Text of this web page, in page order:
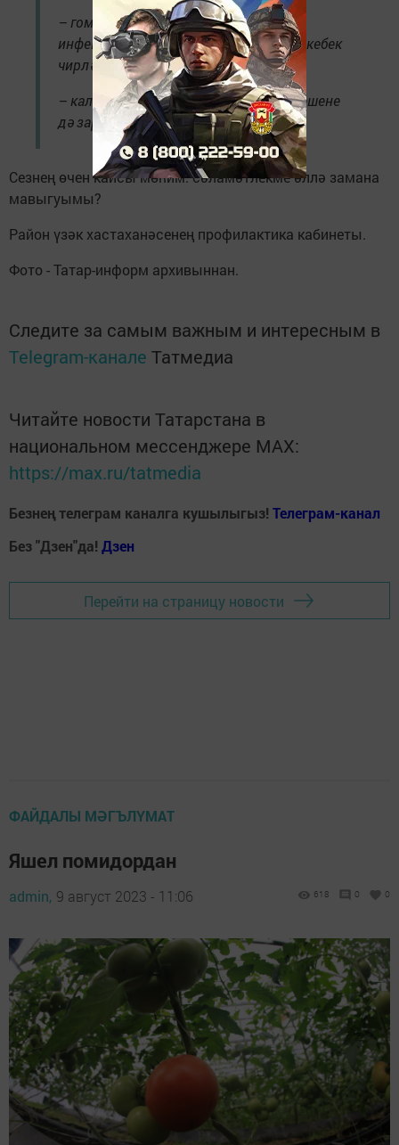
– гомуми мөштектән куллану төрле
инфекция, туберкулез, гепатит, герпес кебек
чирләр китереп чыгарырга мөмкин;
– кальян тарту бөтенләй тартмаучы кешене
дә зарарлый.
Сезнең өчен кайсы мөһим: сәламәтлекме әллә замана
мавыгуымы?
Район үзәк хастаханәсенең профилактика кабинеты.
Фото - Татар-информ архивыннан.
Следите за самым важным и интересным в
Telegram-канале Татмедиа
Читайте новости Татарстана в
национальном мессенджере MАХ:
https://max.ru/tatmedia
Безнең телеграм каналга кушылыгыз! Телеграм-канал
Без "Дзен"да! Дзен
Перейти на страницу новости
ФАЙДАЛЫ МӘГЪЛҮМАТ
Яшел помидордан
admin, 9 август 2023 - 11:06 618 0 0